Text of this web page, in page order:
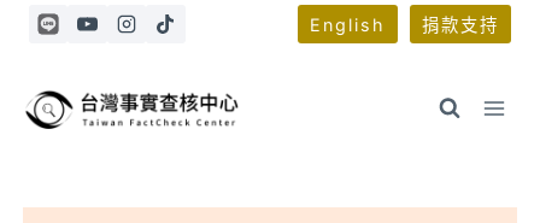
Skip
English 捐款支持